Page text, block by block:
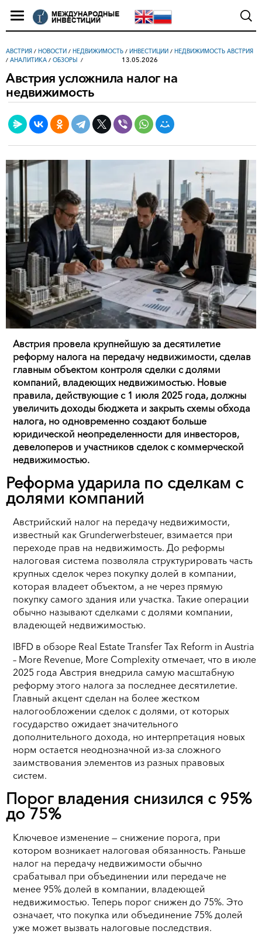
АВСТРИЯ / НОВОСТИ / НЕДВИЖИМОСТЬ / ИНВЕСТИЦИИ / НЕДВИЖИМОСТЬ АВСТРИЯ
/ АНАЛИТИКА / ОБЗОРЫ 13.05.2026
Австрия усложнила налог на
недвижимость
Австрия провела крупнейшую за десятилетие
реформу налога на передачу недвижимости, сделав
главным объектом контроля сделки с долями
компаний, владеющих недвижимостью. Новые
правила, действующие с 1 июля 2025 года, должны
увеличить доходы бюджета и закрыть схемы обхода
налога, но одновременно создают больше
юридической неопределенности для инвесторов,
девелоперов и участников сделок с коммерческой
недвижимостью.
Реформа ударила по сделкам с
долями компаний
Австрийский налог на передачу недвижимости,
известный как Grunderwerbsteuer, взимается при
переходе прав на недвижимость. До реформы
налоговая система позволяла структурировать часть
крупных сделок через покупку долей в компании,
которая владеет объектом, а не через прямую
покупку самого здания или участка. Такие операции
обычно называют сделками с долями компании,
владеющей недвижимостью.
IBFD в обзоре Real Estate Transfer Tax Reform in Austria
– More Revenue, More Complexity отмечает, что в июле
2025 года Австрия внедрила самую масштабную
реформу этого налога за последнее десятилетие.
Главный акцент сделан на более жестком
налогообложении сделок с долями, от которых
государство ожидает значительного
дополнительного дохода, но интерпретация новых
норм остается неоднозначной из-за сложного
заимствования элементов из разных правовых
систем.
Порог владения снизился с 95%
до 75%
Ключевое изменение — снижение порога, при
котором возникает налоговая обязанность. Раньше
налог на передачу недвижимости обычно
срабатывал при объединении или передаче не
менее 95% долей в компании, владеющей
недвижимостью. Теперь порог снижен до 75%. Это
означает, что покупка или объединение 75% долей
уже может вызвать налоговые последствия.